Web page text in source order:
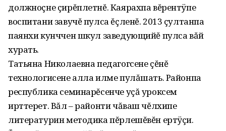
должноçне çирĕплетнĕ. Каярахпа вĕрентÿпе
воспитани завучĕ пулса ĕçленĕ. 2013 çултанпа
паянхи кунччен шкул заведующийĕ пулса вăй
хурать.
Татьяна Николаевна педагогсене çĕнĕ
технологисене алла илме пулăшать. Районпа
республика семинарĕсенче уçă уроксем
ирттерет. Вăл – районти чăваш чĕлхипе
литературин методика пĕрлешĕвĕн ертÿçи.